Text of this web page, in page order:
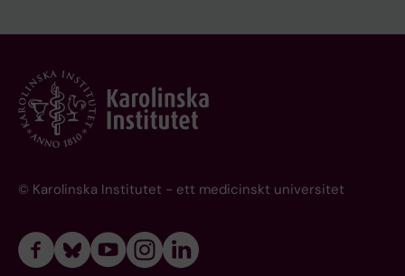
© Karolinska Institutet - ett medicinskt universitet